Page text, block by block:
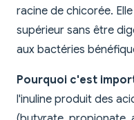
racine de chicorée.
supérieur sans être
aux bactéries
Pourquoi c'est
l'inuline produit des